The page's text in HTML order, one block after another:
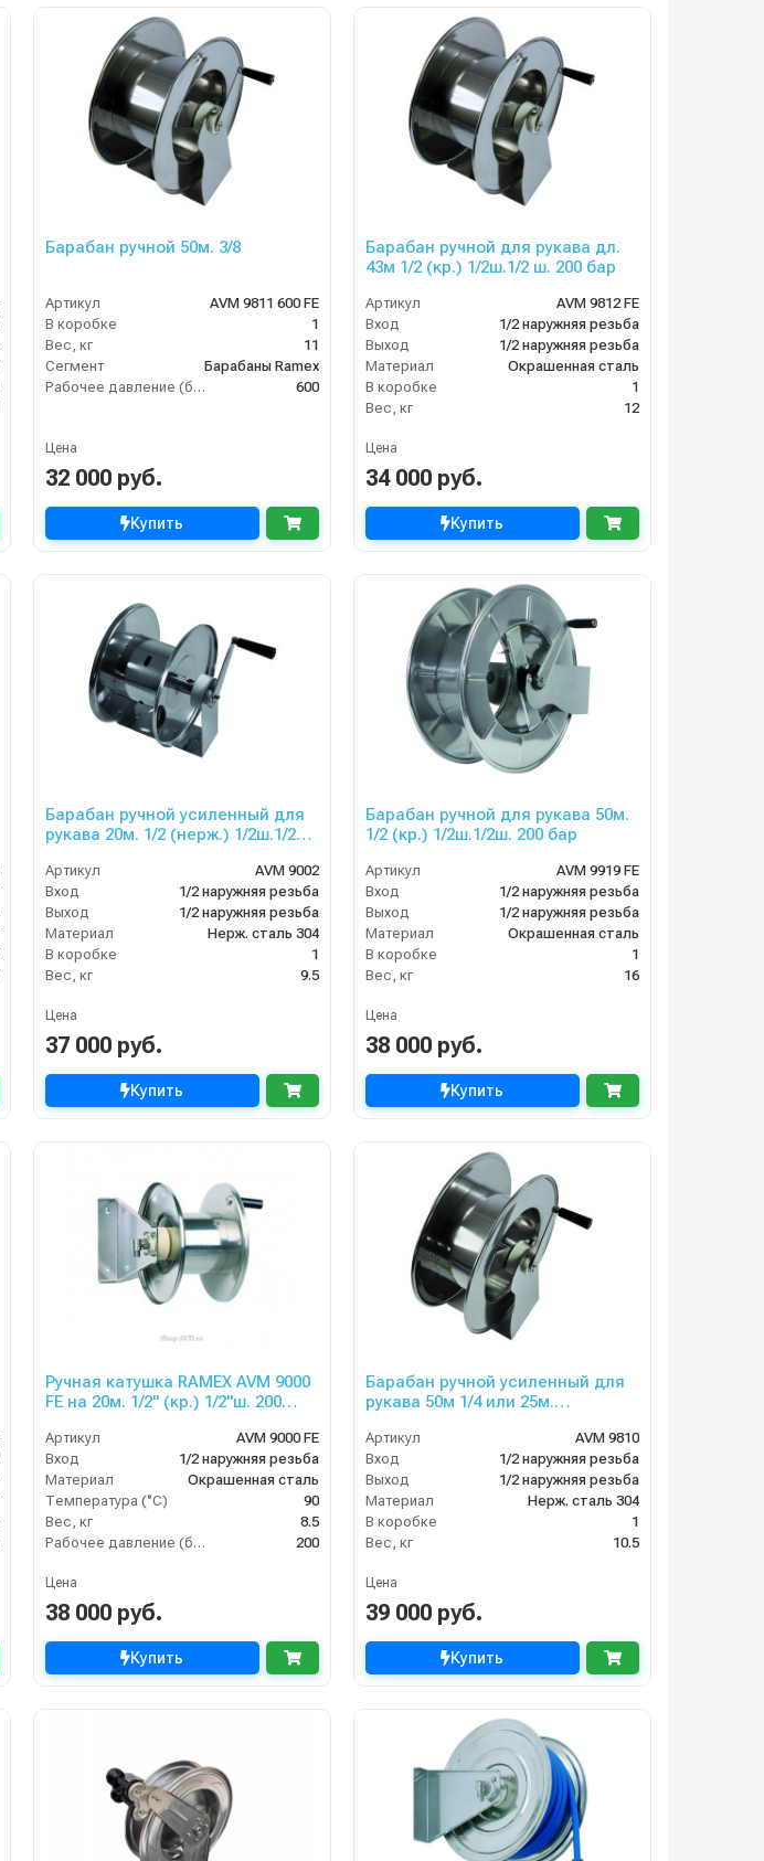
Барабан ручной 50м. 3/8
Артикул
AVM 9811 600 FE
В коробке
1
Вес, кг
11
Сегмент
Барабаны Ramex
Рабочее давление (бар)
600
Цена
32 000 руб.
Купить
Барабан ручной для рукава дл.
43м 1/2 (кр.) 1/2ш.1/2 ш. 200 бар
Артикул
AVM 9812 FE
Вход
1/2 наружняя резьба
Выход
1/2 наружняя резьба
Материал
Окрашенная сталь
В коробке
1
Вес, кг
12
Цена
34 000 руб.
Купить
Барабан ручной усиленный для
рукава 20м. 1/2 (нерж.) 1/2ш.1/2ш.
Артикул
AVM 9002
Вход
1/2 наружняя резьба
Выход
1/2 наружняя резьба
Материал
Нерж. сталь 304
В коробке
1
Вес, кг
9.5
Цена
37 000 руб.
Купить
Барабан ручной для рукава 50м.
1/2 (кр.) 1/2ш.1/2ш. 200 бар
Артикул
AVM 9919 FE
Вход
1/2 наружняя резьба
Выход
1/2 наружняя резьба
Материал
Окрашенная сталь
В коробке
1
Вес, кг
16
Цена
38 000 руб.
Купить
Ручная катушка RAMEX AVM 9000
FE на 20м. 1/2" (кр.) 1/2"ш. 200
Артикул
AVM 9000 FE
Вход
1/2 наружняя резьба
Материал
Окрашенная сталь
Температура (°C)
90
Вес, кг
8.5
Рабочее давление (бар)
200
Цена
38 000 руб.
Купить
Барабан ручной усиленный для
рукава 50м 1/4 или 25м.
Артикул
AVM 9810
Вход
1/2 наружняя резьба
Выход
1/2 наружняя резьба
Материал
Нерж. сталь 304
В коробке
1
Вес, кг
10.5
Цена
39 000 руб.
Купить